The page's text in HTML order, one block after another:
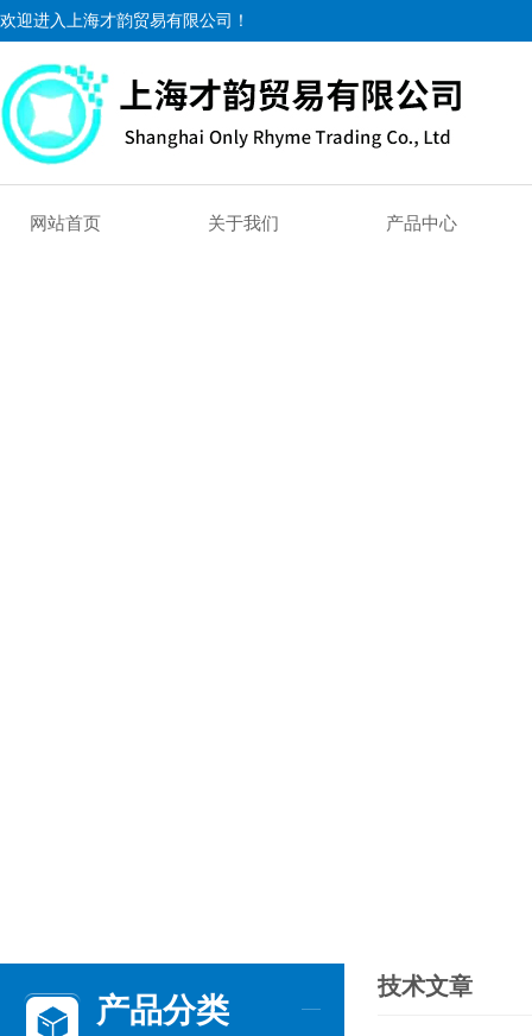
欢迎进入上海才韵贸易有限公司！
网站首页 关于我们 产品中心
产品分类
技术文章